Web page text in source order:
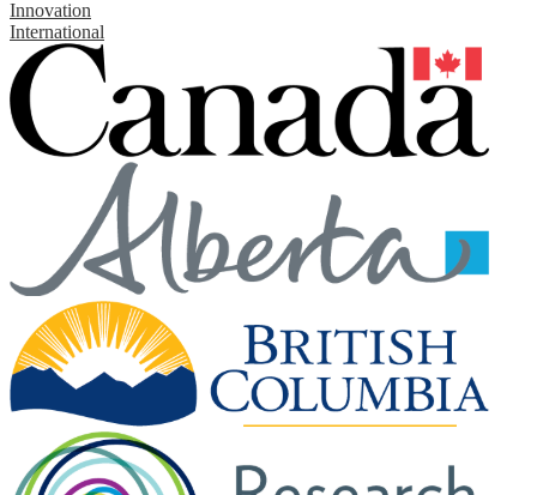
Innovation
International